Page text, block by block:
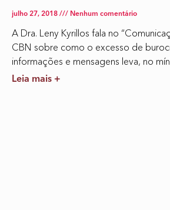
julho 27, 2018 Nenhum comentário
A Dra. Leny Kyrillos fala no
CBN sobre como o excesso de
informações e mensagens leva, no
Leia mais +